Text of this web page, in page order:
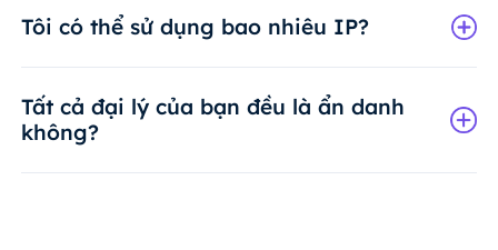
Tôi có thể sử dụng bao nhiêu IP?
Tất cả đại lý của bạn đều là ẩn danh
không?